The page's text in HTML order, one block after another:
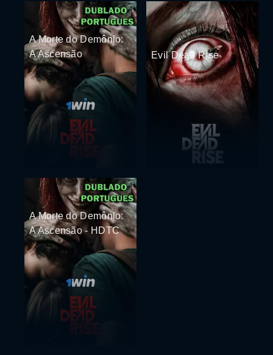
A Morte do Demônio:
A Ascensão
Evil Dead Rise
A Morte do Demônio:
A Ascensão - HDTC